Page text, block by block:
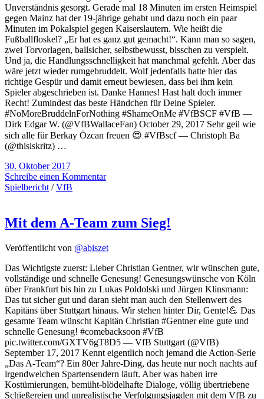
Unverständnis gesorgt. Gerade mal 18 Minuten im ersten Heimspiel
gegen Mainz hat der 19-jährige gehabt und dazu noch ein paar
Minuten im Pokalspiel gegen Kaiserslautern. Wie heißt die
Fußballfloskel? „Er hat es ganz gut gemacht!“. Kann man so sagen,
zwei Torvorlagen, ballsicher, selbstbewusst, bisschen zu verspielt.
Und ja, die Handlungsschnelligkeit hat manchmal gefehlt. Aber das
wäre jetzt wieder rumgebruddelt. Wolf jedenfalls hatte hier das
richtige Gespür und damit erneut bewiesen, dass bei ihm kein
Spieler abgeschrieben ist. Danke Hannes! Hast halt doch immer
Recht! Zumindest das beste Händchen für Deine Spieler.
#NoMoreBruddelnForNothing #ShameOnMe #VfBSCF #VfB —
Dirk Edgar W. (@VfBWallaceFan) October 29, 2017 Sehr geil wie
sich alle für Berkay Özcan freuen 😍 #VfBscf — Christoph Ba
(@thisiskritz) …
30. Oktober 2017
Schreibe einen Kommentar
Spielbericht /VfB
Mit dem A-Team zum Sieg!
Veröffentlicht von @abiszet
Das Wichtigste zuerst: Lieber Christian Gentner, wir wünschen gute,
vollständige und schnelle Genesung! Genesungswünsche von Köln
über Frankfurt bis hin zu Lukas Poldolski und Jürgen Klinsmann:
Das tut sicher gut und daran sieht man auch den Stellenwert des
Kapitäns über Stuttgart hinaus. Wir stehen hinter Dir, Gente!💪 Das
gesamte Team wünscht Kapitän Christian #Gentner eine gute und
schnelle Genesung! #comebacksoon #VfB
pic.twitter.com/GXTV6gT8D5 — VfB Stuttgart (@VfB)
September 17, 2017 Kennt eigentlich noch jemand die Action-Serie
„Das A-Team“? Ein 80er Jahre-Ding, das heute nur noch nachts auf
irgendwelchen Spartensendern läuft. Aber was haben irre
Kostümierungen, bemüht-blödelhafte Dialoge, völlig übertriebene
Schießereien und unrealistische Verfolgungsjagden mit dem VfB zu